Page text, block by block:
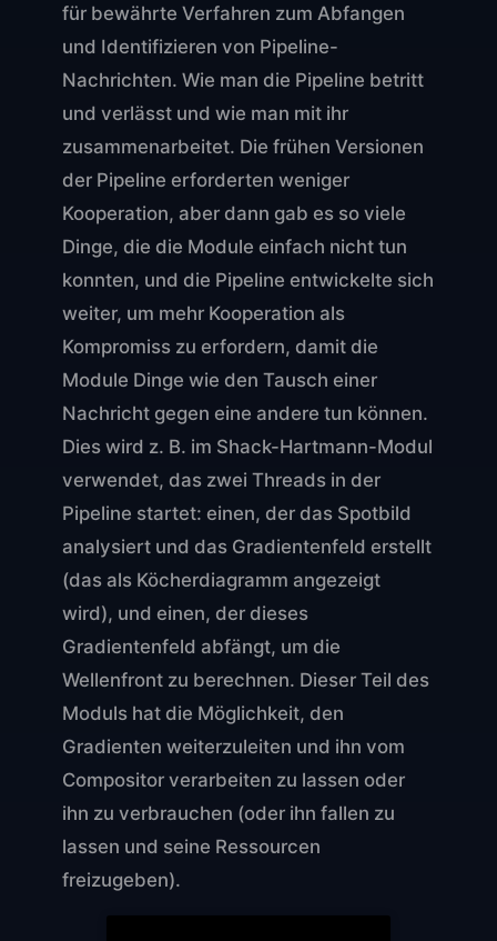
für bewährte Verfahren zum Abfangen
und Identifizieren von Pipeline-
Nachrichten. Wie man die Pipeline betritt
und verlässt und wie man mit ihr
zusammenarbeitet. Die frühen Versionen
der Pipeline erforderten weniger
Kooperation, aber dann gab es so viele
Dinge, die die Module einfach nicht tun
konnten, und die Pipeline entwickelte sich
weiter, um mehr Kooperation als
Kompromiss zu erfordern, damit die
Module Dinge wie den Tausch einer
Nachricht gegen eine andere tun können.
Dies wird z. B. im Shack-Hartmann-Modul
verwendet, das zwei Threads in der
Pipeline startet: einen, der das Spotbild
analysiert und das Gradientenfeld erstellt
(das als Köcherdiagramm angezeigt
wird), und einen, der dieses
Gradientenfeld abfängt, um die
Wellenfront zu berechnen. Dieser Teil des
Moduls hat die Möglichkeit, den
Gradienten weiterzuleiten und ihn vom
Compositor verarbeiten zu lassen oder
ihn zu verbrauchen (oder ihn fallen zu
lassen und seine Ressourcen
freizugeben).